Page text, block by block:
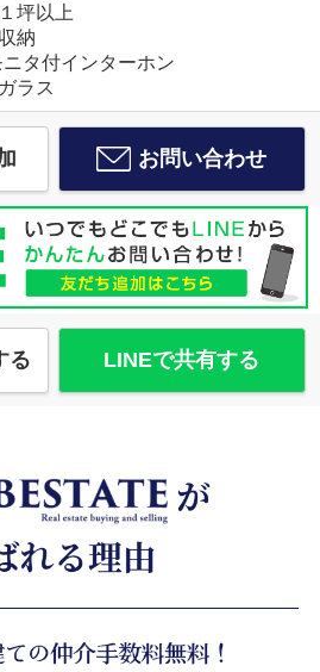
坪以上
納
タ付インターホン
ラス
お問い合わせ
る LINEで共有する